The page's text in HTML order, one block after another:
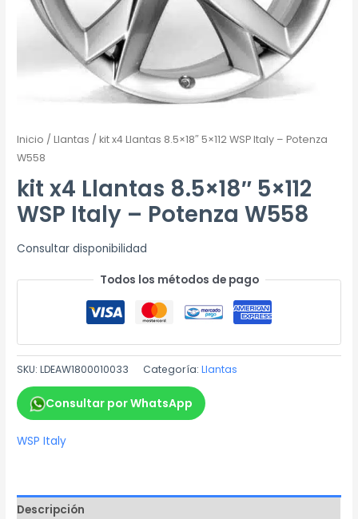
Inicio /Llantas / kit x4 Llantas 8.5×18″ 5×112 WSP Italy – Potenza
W558
kit x4 Llantas 8.5×18″ 5×112
WSP Italy – Potenza W558
Consultar disponibilidad
Todos los métodos de pago
SKU:LDEAW1800010033 Categoría:Llantas
Consultar por WhatsApp
WSP Italy
Descripción